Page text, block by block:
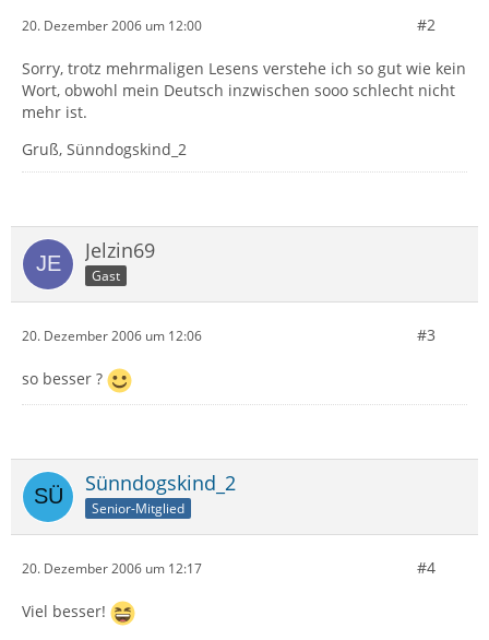
20. Dezember 2006 um 12:00 #2
Sorry, trotz mehrmaligen Lesens verstehe ich so gut wie kein
Wort, obwohl mein Deutsch inzwischen sooo schlecht nicht
mehr ist.
Gruß, Sünndogskind_2
Jelzin69
Gast
20. Dezember 2006 um 12:06 #3
so besser ?
Sünndogskind_2
Senior-Mitglied
20. Dezember 2006 um 12:17 #4
Viel besser!